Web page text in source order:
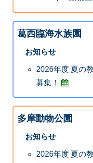
葛西臨海水族園
お知らせ
2026年度 夏の
募集！
多摩動物公園
お知らせ
2026年度 夏の